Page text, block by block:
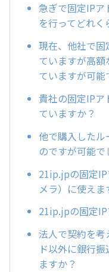
急ぎで固定IPア
を行ってどれく
現在、他社で
ていますが高
ていますが可能
貴社の固定IPア
ていますか？
他で購入した
のですが可能で
21ip.jpの固定
メラ）に使えま
21ip.jpの固定IP
法人で契約を考
ド以外に銀行
ますか？